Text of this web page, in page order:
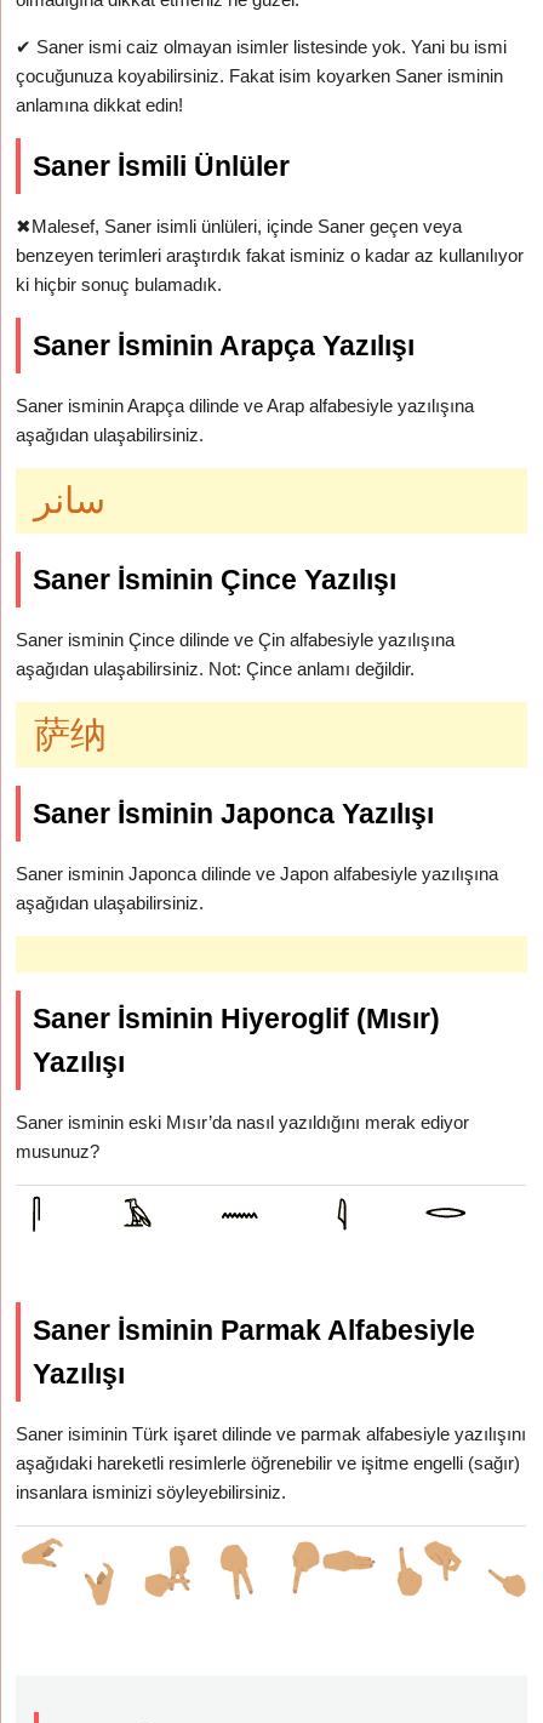
✔ Saner ismi caiz olmayan isimler listesinde yok. Yani bu ismi
çocuğunuza koyabilirsiniz. Fakat isim koyarken Saner isminin
anlamına dikkat edin!
Saner İsmili Ünlüler
✖Malesef, Saner isimli ünlüleri, içinde Saner geçen veya
benzeyen terimleri araştırdık fakat isminiz o kadar az kullanılıyor
ki hiçbir sonuç bulamadık.
Saner İsminin Arapça Yazılışı
Saner isminin Arapça dilinde ve Arap alfabesiyle yazılışına
aşağıdan ulaşabilirsiniz.
سانر
Saner İsminin Çince Yazılışı
Saner isminin Çince dilinde ve Çin alfabesiyle yazılışına
aşağıdan ulaşabilirsiniz. Not: Çince anlamı değildir.
萨纳
Saner İsminin Japonca Yazılışı
Saner isminin Japonca dilinde ve Japon alfabesiyle yazılışına
aşağıdan ulaşabilirsiniz.
Saner İsminin Hiyeroglif (Mısır)
Yazılışı
Saner isminin eski Mısır’da nasıl yazıldığını merak ediyor
musunuz?
Saner İsminin Parmak Alfabesiyle
Yazılışı
Saner isiminin Türk işaret dilinde ve parmak alfabesiyle yazılışını
aşağıdaki hareketli resimlerle öğrenebilir ve işitme engelli (sağır)
insanlara isminizi söyleyebilirsiniz.